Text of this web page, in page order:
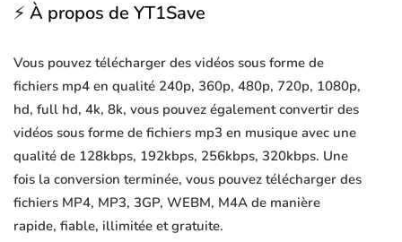
⚡ À propos de YT1Save
Vous pouvez télécharger des vidéos sous forme de
fichiers mp4 en qualité 240p, 360p, 480p, 720p, 1080p,
hd, full hd, 4k, 8k, vous pouvez également convertir des
vidéos sous forme de fichiers mp3 en musique avec une
qualité de 128kbps, 192kbps, 256kbps, 320kbps. Une
fois la conversion terminée, vous pouvez télécharger des
fichiers MP4, MP3, 3GP, WEBM, M4A de manière
rapide, fiable, illimitée et gratuite.